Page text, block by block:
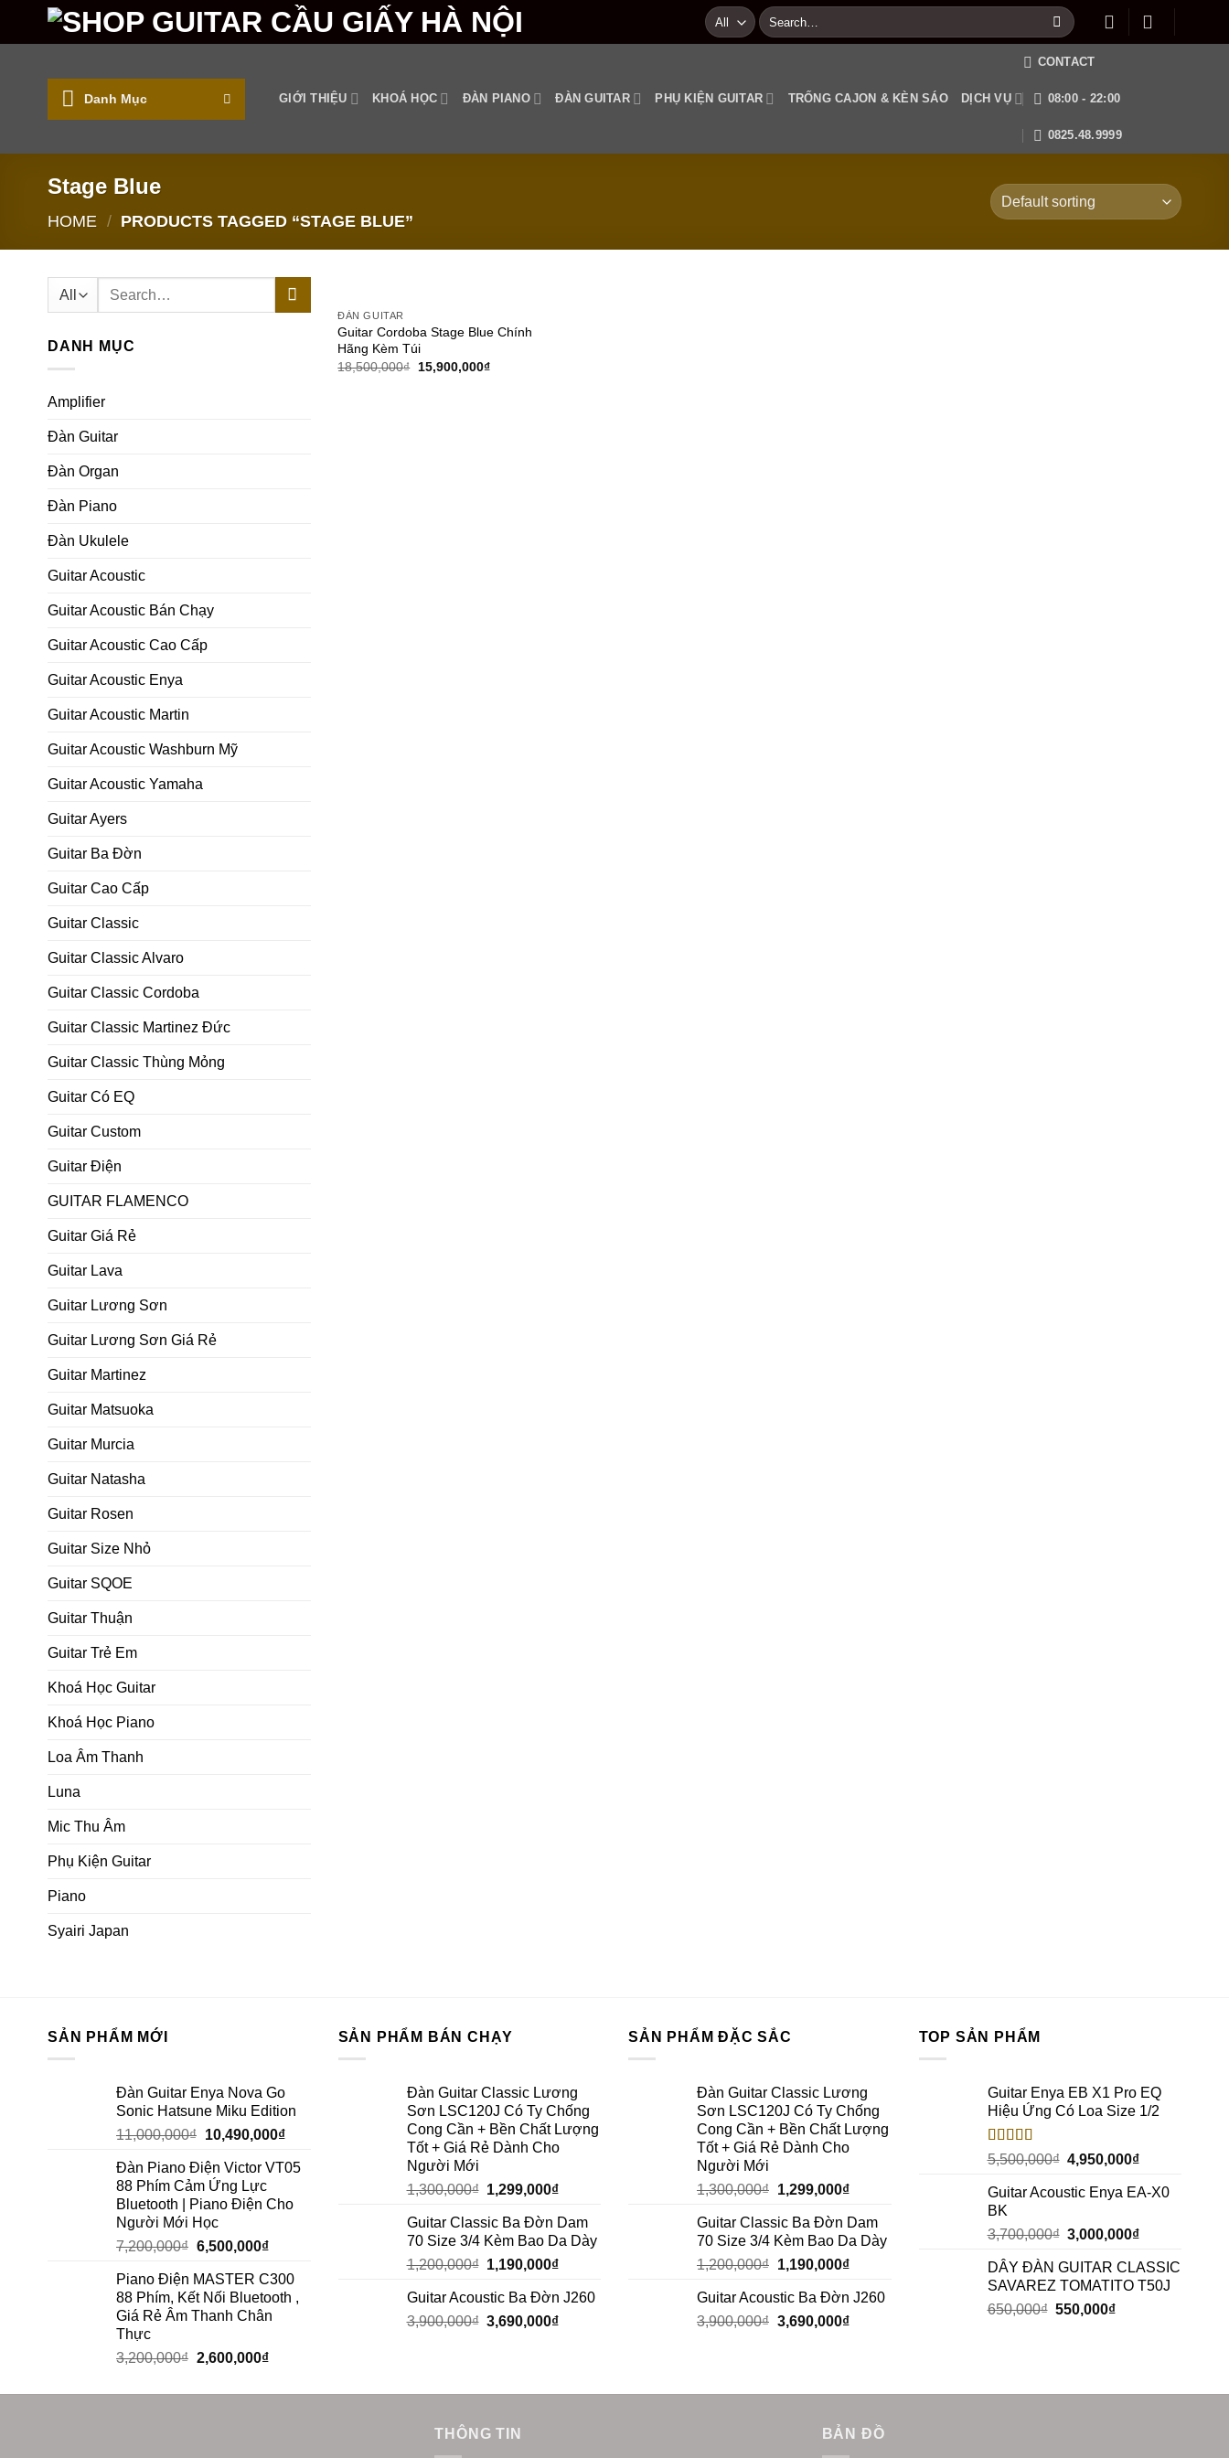
Search
for:
Danh Mục GIỚI THIỆU KHOÁ HỌC ĐÀN PIANO ĐÀN GUITAR PHỤ KIỆN GUITAR TRỐNG CAJON & KÈN SÁO DỊCH VỤ
CONTACT
08:00 - 22:00
0825.48.9999
Stage Blue
HOME / PRODUCTS TAGGED “STAGE BLUE”
Search
DANH MỤC
Amplifier
Đàn Guitar
Đàn Organ
Đàn Piano
Đàn Ukulele
Guitar Acoustic
Guitar Acoustic Bán Chạy
Guitar Acoustic Cao Cấp
Guitar Acoustic Enya
Guitar Acoustic Martin
Guitar Acoustic Washburn Mỹ
Guitar Acoustic Yamaha
Guitar Ayers
Guitar Ba Đờn
Guitar Cao Cấp
Guitar Classic
Guitar Classic Alvaro
Guitar Classic Cordoba
Guitar Classic Martinez Đức
Guitar Classic Thùng Mỏng
Guitar Có EQ
Guitar Custom
Guitar Điện
GUITAR FLAMENCO
Guitar Giá Rẻ
Guitar Lava
Guitar Lương Sơn
Guitar Lương Sơn Giá Rẻ
Guitar Martinez
Guitar Matsuoka
Guitar Murcia
Guitar Natasha
Guitar Rosen
Guitar Size Nhỏ
Guitar SQOE
Guitar Thuận
Guitar Trẻ Em
Khoá Học Guitar
Khoá Học Piano
Loa Âm Thanh
Luna
Mic Thu Âm
Phụ Kiện Guitar
Piano
Syairi Japan
Add to
ĐÀN GUITAR
Guitar Cordoba Stage Blue Chính
Hãng Kèm Túi
18,500,000₫ 15,900,000₫
SẢN PHẨM MỚI
Đàn Guitar Enya Nova Go
Sonic Hatsune Miku Edition
11,000,000₫ 10,490,000₫
Đàn Piano Điện Victor VT05
88 Phím Cảm Ứng Lực
Bluetooth | Piano Điện Cho
Người Mới Học
7,200,000₫ 6,500,000₫
Piano Điện MASTER C300
88 Phím, Kết Nối Bluetooth ,
Giá Rẻ Âm Thanh Chân
Thực
3,200,000₫ 2,600,000₫
SẢN PHẨM BÁN CHẠY
Đàn Guitar Classic Lương
Sơn LSC120J Có Ty Chống
Cong Cần + Bền Chất Lượng
Tốt + Giá Rẻ Dành Cho
Người Mới
1,300,000₫ 1,299,000₫
Guitar Classic Ba Đờn Dam
70 Size 3/4 Kèm Bao Da Dày
1,200,000₫ 1,190,000₫
Guitar Acoustic Ba Đờn J260
3,900,000₫ 3,690,000₫
SẢN PHẨM ĐẶC SẮC
Đàn Guitar Classic Lương
Sơn LSC120J Có Ty Chống
Cong Cần + Bền Chất Lượng
Tốt + Giá Rẻ Dành Cho
Người Mới
1,300,000₫ 1,299,000₫
Guitar Classic Ba Đờn Dam
70 Size 3/4 Kèm Bao Da Dày
1,200,000₫ 1,190,000₫
Guitar Acoustic Ba Đờn J260
3,900,000₫ 3,690,000₫
TOP SẢN PHẨM
Guitar Enya EB X1 Pro EQ
Hiệu Ứng Có Loa Size 1/2
Rated5.00
out of 5
5,500,000₫ 4,950,000₫
Guitar Acoustic Enya EA-X0
BK
3,700,000₫ 3,000,000₫
DÂY ĐÀN GUITAR CLASSIC
SAVAREZ TOMATITO T50J
650,000₫ 550,000₫
THÔNG TIN BẢN ĐỒ